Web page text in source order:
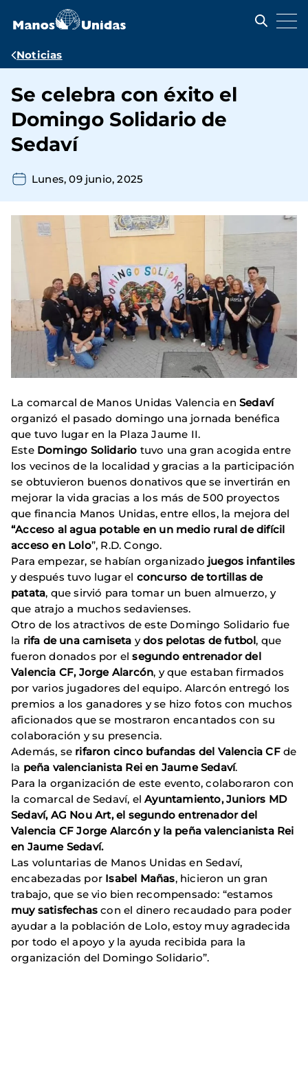
contenido
Ruta
navegación
Noticias
Se celebra con éxito el
Domingo Solidario de
Sedaví
Lunes, 09 junio, 2025
La comarcal de Manos Unidas Valencia en Sedaví
organizó el pasado domingo una jornada benéfica
que tuvo lugar en la Plaza Jaume II.
EsteDomingo Solidario tuvo una gran acogida entre
los vecinos de la localidad y gracias a la participación
se obtuvieron buenos donativos que se invertirán en
mejorar la vida gracias a los más de 500 proyectos
que financia Manos Unidas, entre ellos, la mejora del
“Acceso al agua potable en un medio rural de difícil
acceso en Lolo”, R.D. Congo.
Para empezar, se habían organizado juegos infantiles
y después tuvo lugar el concurso de tortillas de
patata, que sirvió para tomar un buen almuerzo, y
que atrajo a muchos sedavienses.
Otro de los atractivos de este Domingo Solidario fue
la rifa de una camiseta ydos pelotas de futbol, que
fueron donados por elsegundo entrenador del
Valencia CF, Jorge Alarcón, y que estaban firmados
por varios jugadores del equipo. Alarcón entregó los
premios a los ganadores y se hizo fotos con muchos
aficionados que se mostraron encantados con su
colaboración y su presencia.
Además, se rifaron cinco bufandas del Valencia CFde
la peña valencianista Rei en Jaume Sedaví.
Para la organización de este evento, colaboraron con
la comarcal de Sedaví, elAyuntamiento, Juniors MD
Sedaví, AG Nou Art, el segundo entrenador del
Valencia CF Jorge Alarcón y la peña valencianista Rei
en Jaume Sedaví.
Las voluntarias de Manos Unidas en Sedaví,
encabezadas por Isabel Mañas, hicieron un gran
trabajo, que se vio bien recompensado: “estamos
muy satisfechas con el dinero recaudado para poder
ayudar a la población de Lolo, estoy muy agradecida
por todo el apoyo y la ayuda recibida para la
organización del Domingo Solidario”.